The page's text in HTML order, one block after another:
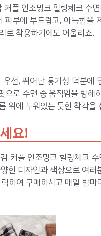
플 인조밍크 힐링체크 수
부에 부드럽고, 아늑함을
로 착용하기에도 어울리죠.
선, 뛰어난 통기성 덕분에
로 수면 중 움직임을 방해
위에 누워있는 듯한 착각을
요!
커플 인조밍크 힐링체크
한 디자인과 색상으로 여러
하여 구매하시고 매일 밤마